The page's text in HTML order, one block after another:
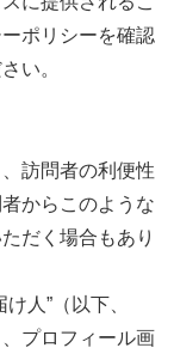
ポリシーを確認
い。
訪問者の利便性
からこのような
だく場合もあり
人”（以下、
プロフィール画